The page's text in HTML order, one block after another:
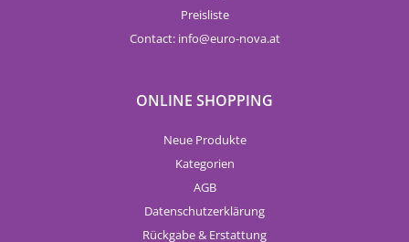
Preisliste
Contact: info euro-nova.at
ONLINE SHOPPING
Neue Produkte
Kategorien
AGB
Datenschutzerklärung
Rückgabe & Erstattung